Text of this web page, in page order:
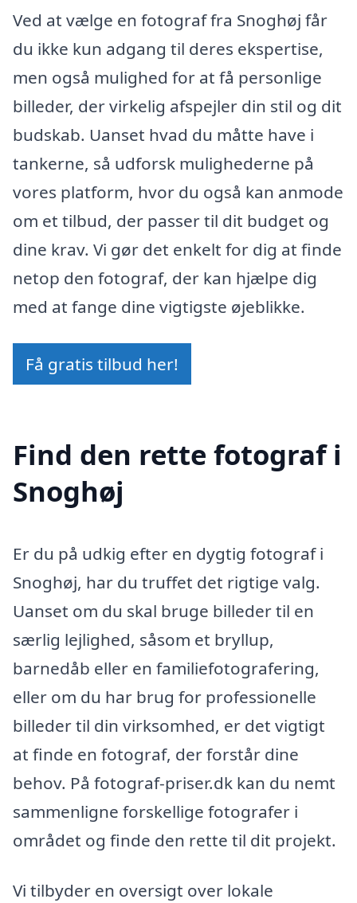
Ved at vælge en fotograf fra Snoghøj får
du ikke kun adgang til deres ekspertise,
men også mulighed for at få personlige
billeder, der virkelig afspejler din stil og dit
budskab. Uanset hvad du måtte have i
tankerne, så udforsk mulighederne på
vores platform, hvor du også kan anmode
om et tilbud, der passer til dit budget og
dine krav. Vi gør det enkelt for dig at finde
netop den fotograf, der kan hjælpe dig
med at fange dine vigtigste øjeblikke.
Få gratis tilbud her!
Find den rette fotograf i
Snoghøj
Er du på udkig efter en dygtig fotograf i
Snoghøj, har du truffet det rigtige valg.
Uanset om du skal bruge billeder til en
særlig lejlighed, såsom et bryllup,
barnedåb eller en familiefotografering,
eller om du har brug for professionelle
billeder til din virksomhed, er det vigtigt
at finde en fotograf, der forstår dine
behov. På fotograf-priser.dk kan du nemt
sammenligne forskellige fotografer i
området og finde den rette til dit projekt.
Vi tilbyder en oversigt over lokale